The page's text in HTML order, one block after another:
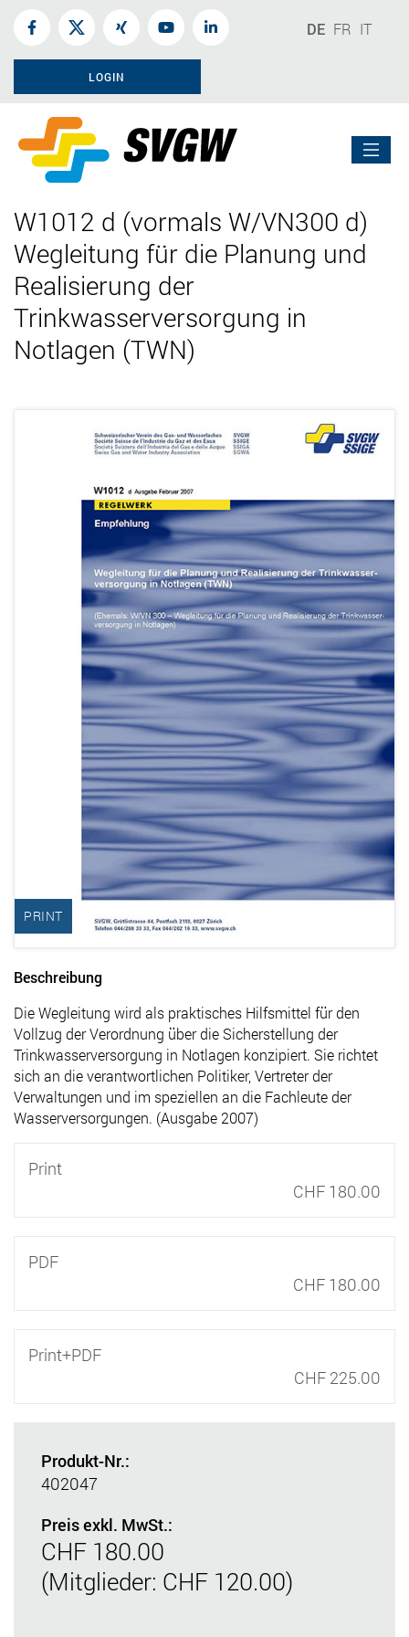
DE FR IT
LOGIN
W1012 d (vormals W/VN300 d)
Wegleitung für die Planung und
Realisierung der
Trinkwasserversorgung in
Notlagen (TWN)
PRINT
Beschreibung
Die Wegleitung wird als praktisches Hilfsmittel für den
Vollzug der Verordnung über die Sicherstellung der
Trinkwasserversorgung in Notlagen konzipiert. Sie richtet
sich an die verantwortlichen Politiker, Vertreter der
Verwaltungen und im speziellen an die Fachleute der
Wasserversorgungen. (Ausgabe 2007)
Print
CHF 180.00
PDF
CHF 180.00
Print+PDF
CHF 225.00
Produkt-Nr.:
402047
Preis exkl. MwSt.:
CHF 180.00
(Mitglieder: CHF 120.00)